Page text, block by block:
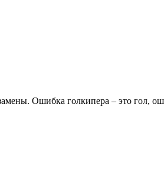
Ошибка голкипера – это гол,